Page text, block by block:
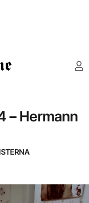
– Hermann